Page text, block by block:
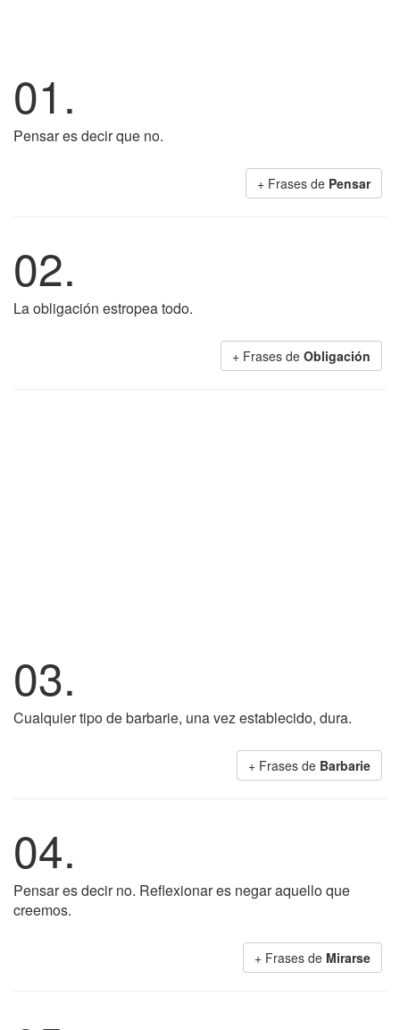
01.
Pensar es decir que no.
+ Frases de Pensar
02.
La obligación estropea todo.
+ Frases de Obligación
03.
Cualquier tipo de barbarie, una vez establecido, dura.
+ Frases de Barbarie
04.
Pensar es decir no. Reflexionar es negar aquello que
creemos.
+ Frases de Mirarse